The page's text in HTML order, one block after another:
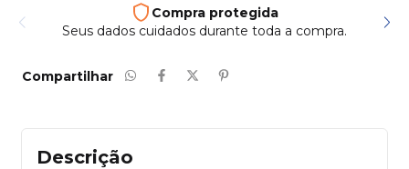
Frete e entrega
Enviamos para todo país
Compartilhar
Descrição